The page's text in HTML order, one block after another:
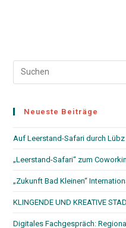
Neueste Beiträge
Auf Leerstand-Safari durch Lübz
„Leerstand-Safari“ zum
„Zukunft Bad Kleinen“
KLINGENDE UND KREATIVE
Digitales Fachgespräch: